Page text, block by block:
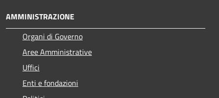
AMMINISTRAZIONE
Organi di Governo
Aree Amministrative
Uffici
Enti e fondazioni